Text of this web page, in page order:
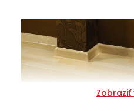
Zobraziť